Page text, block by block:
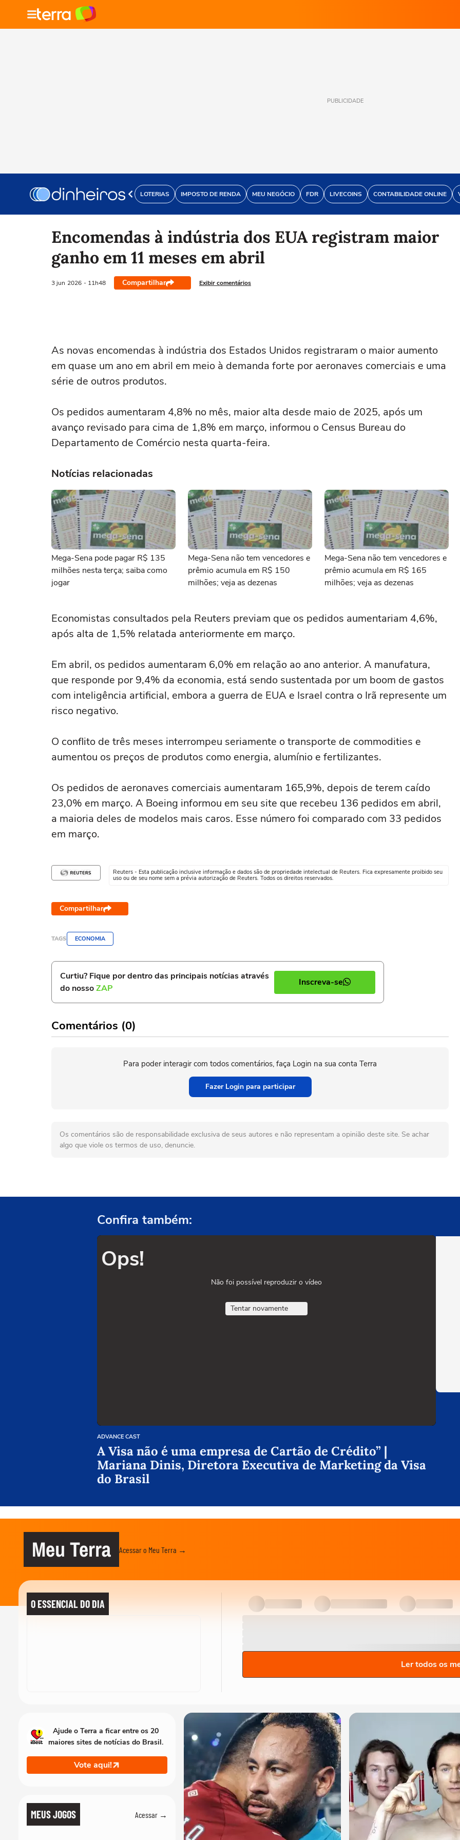
PUBLICIDADE
LOTERIAS IMPOSTO DE RENDA MEU NEGÓCIO FDR LIVECOINS CONTABILIDADE ONLINE
Encomendas à indústria dos EUA registram maior
ganho em 11 meses em abril
3 jun 2026 - 11h48 Compartilhar Exibir comentários
As novas ‌encomendas à indústria dos Estados Unidos registraram o maior aumento
em quase um ano em abril em meio à demanda forte por ⁠aeronaves comerciais e uma
série de ‌outros produtos.
Os pedidos aumentaram 4,8% no mês, maior alta desde ‌maio de 2025, ‌após um
avanço revisado para ⁠cima de 1,8% em março, informou o Census Bureau do
Departamento de Comércio nesta quarta-feira.
Notícias relacionadas
Mega-Sena pode pagar R$ 135
milhões nesta terça; saiba como
jogar
Mega-Sena não tem vencedores e
prêmio acumula em R$ 150
milhões; veja as dezenas
Mega-Sena não tem vencedores e
prêmio acumula em R$ 165
milhões; veja as dezenas
Economistas consultados pela Reuters previam que os pedidos ‌aumentariam 4,6%,
após alta de 1,5% ‌relatada anteriormente ⁠em ⁠março.
Em abril, os pedidos aumentaram 6,0% em relação ⁠ao ‌ano anterior. A ‌manufatura,
que responde por 9,4% da economia, está sendo sustentada por um boom de gastos
com ⁠inteligência artificial, embora a guerra de EUA e Israel contra o Irã represente um
risco negativo.
O conflito de ‌três meses interrompeu seriamente o transporte de commodities e
aumentou os ⁠preços de produtos como energia, alumínio e fertilizantes.
Os pedidos de aeronaves comerciais aumentaram 165,9%, depois de terem caído
23,0% em março. A Boeing informou em seu site que recebeu 136 pedidos em abril,
a maioria deles de modelos mais caros. Esse número foi comparado com 33 pedidos
em março.
Reuters - Esta publicação inclusive informação e dados são de propriedade intelectual de Reuters. Fica expresamente proibido seu
uso ou de seu nome sem a prévia autorização de Reuters. Todos os direitos reservados.
Compartilhar
TAGS ECONOMIA
Curtiu? Fique por dentro das principais notícias através
do nossoZAP
Inscreva-se
Comentários (0)
Para poder interagir com todos comentários, faça Login na sua conta Terra
Fazer Login para participar
Os comentários são de responsabilidade exclusiva de seus autores e não representam a opinião deste site. Se achar
algo que viole os termos de uso, denuncie.
Confira também:
Ops!
Não foi possível reproduzir o vídeo
Tentar novamente
ADVANCE CAST
A Visa não é uma empresa de Cartão de Crédito” |
Mariana Dinis, Diretora Executiva de Marketing da Visa
do Brasil
Meu Terra Acessar o Meu Terra →
O ESSENCIAL DO DIA
Ler todos os
MEUS JOGOS Acessar →
Ajude o Terra a ficar entre os 20
maiores sites de notícias do Brasil.
Vote aqui!